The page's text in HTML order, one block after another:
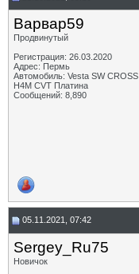
Варвар59
Продвинутый
Регистрация: 26.03.2020
Адрес: Пермь
Автомобиль: Vesta SW CROSS
H4M CVT Платина
Сообщений: 8,890
05.11.2021, 07:42
Sergey_Ru75
Новичок